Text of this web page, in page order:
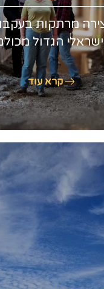
מרתקות
הגדול
קרא עוד